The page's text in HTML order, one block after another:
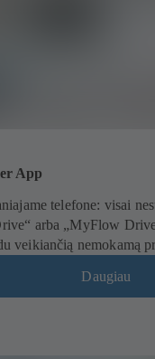
App
telefone: visai
arba „MyFlow
veikiančią nemokamą
Daugiau